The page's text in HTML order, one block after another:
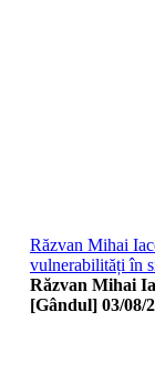
Răzvan Mihai
vulnerabilități în
Răzvan Mihai
[Gândul] 03/08/